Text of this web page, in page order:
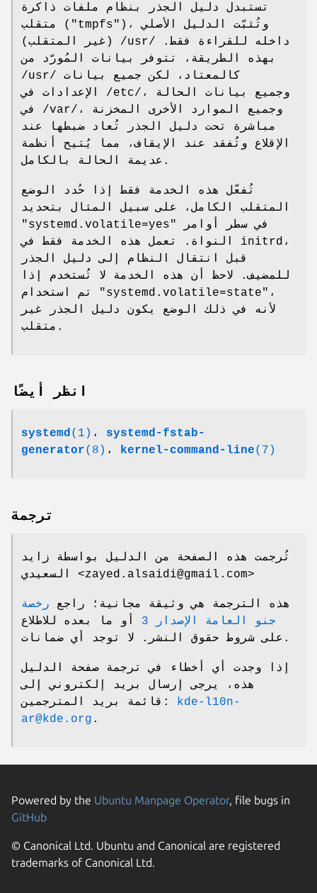
تستبدل دليل الجذر بنظام ملفات ذاكرة
متقلب ("tmpfs")، وتُثبّت الدليل الأصلي
(غير المتقلب) /usr/ داخله للقراءة فقط.
بهذه الطريقة، تتوفر بيانات المُورّد من
/usr/ كالمعتاد، لكن جميع بيانات
الإعدادات في /etc/، وجميع بيانات الحالة
في /var/، وجميع الموارد الأخرى المخزنة
مباشرة تحت دليل الجذر تُعاد ضبطها عند
الإقلاع وتُفقد عند الإيقاف، مما يُتيح أنظمة
عديمة الحالة بالكامل.
تُفعّل هذه الخدمة فقط إذا حُدد الوضع
المتقلب الكامل، على سبيل المثال بتحديد
"systemd.volatile=yes" في سطر أوامر
النواة. تعمل هذه الخدمة فقط في initrd،
قبل انتقال النظام إلى دليل الجذر
للمضيف. لاحظ أن هذه الخدمة لا تُستخدم إذا
تم استخدام "systemd.volatile=state"،
لأنه في ذلك الوضع يكون دليل الجذر غير
متقلب.
انظر أيضًا
systemd(1) ، systemd-fstab-
generator(8) ، kernel-command-line(7)
ترجمة
تُرجمت هذه الصفحة من الدليل بواسطة زايد
السعيدي <zayed.alsaidi@gmail.com>
هذه الترجمة هي وثيقة مجانية؛ راجع رخصة
جنو العامة الإصدار 3
أو ما بعده للاطلاع
على شروط حقوق النشر. لا توجد أي ضمانات.
إذا وجدت أي أخطاء في ترجمة صفحة الدليل
هذه، يرجى إرسال بريد إلكتروني إلى
قائمة بريد المترجمين: kde-l10n-
ar@kde.org .
Powered by the Ubuntu Manpage Operator, file bugs in
GitHub
© Canonical Ltd. Ubuntu and Canonical are registered
trademarks of Canonical Ltd.